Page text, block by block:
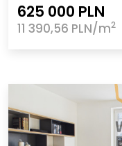
625 000 PLN
11 390,56 PLN/m2